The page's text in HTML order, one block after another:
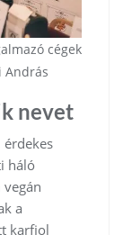
cégek
András
nevet
háló
a
karfiol